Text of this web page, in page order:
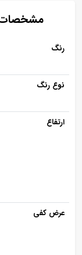
مشخصات
رنگ
نوع رنگ
ارتفاع
عرض کفی